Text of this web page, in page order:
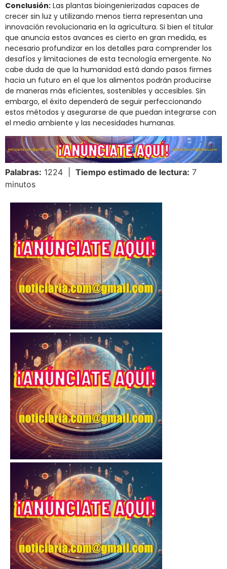
Conclusión: Las plantas bioingenierizadas capaces de
crecer sin luz y utilizando menos tierra representan una
innovación revolucionaria en la agricultura. Si bien el titular
que anuncia estos avances es cierto en gran medida, es
necesario profundizar en los detalles para comprender los
desafíos y limitaciones de esta tecnología emergente. No
cabe duda de que la humanidad está dando pasos firmes
hacia un futuro en el que los alimentos podrán producirse
de maneras más eficientes, sostenibles y accesibles. Sin
embargo, el éxito dependerá de seguir perfeccionando
estos métodos y asegurarse de que puedan integrarse con
el medio ambiente y las necesidades humanas.
Palabras: 1224 | Tiempo estimado de lectura: 7
minutos